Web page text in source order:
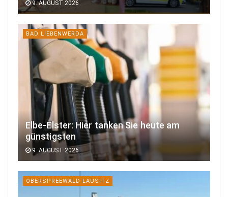
9. AUGUST 2026
BAD LIEBENWERDA
Elbe-Elster: Hier tanken Sie heute am
günstigsten
9. AUGUST 2026
OBERSPREEWALD-LAUSITZ